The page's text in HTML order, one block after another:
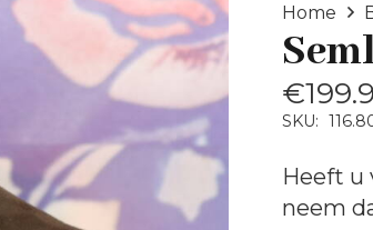
Home
€
SKU:
Heeft u
neem